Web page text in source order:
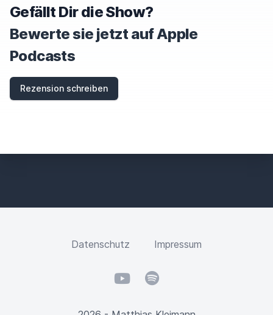
Gefällt Dir die Show?
Bewerte sie jetzt auf Apple
Podcasts
Rezension schreiben
Datenschutz Impressum
YouTubeSpotify